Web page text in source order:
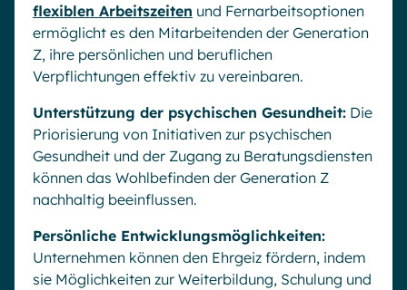
flexiblen Arbeitszeiten und Fernarbeitsoptionen
ermöglicht es den Mitarbeitenden der Generation
Z, ihre persönlichen und beruflichen
Verpflichtungen effektiv zu vereinbaren.
Unterstützung der psychischen Gesundheit: Die
Priorisierung von Initiativen zur psychischen
Gesundheit und der Zugang zu Beratungsdiensten
können das Wohlbefinden der Generation Z
nachhaltig beeinflussen.
Persönliche Entwicklungsmöglichkeiten:
Unternehmen können den Ehrgeiz fördern, indem
sie Möglichkeiten zur Weiterbildung, Schulung und